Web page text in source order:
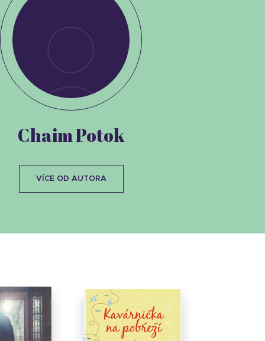
Chaim Potok
VÍCE OD AUTORA